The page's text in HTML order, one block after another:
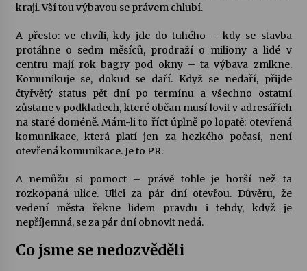
kraji. Vší tou výbavou se právem chlubí.
A přesto: ve chvíli, kdy jde do tuhého – kdy se stavba
protáhne o sedm měsíců, prodraží o miliony a lidé v
centru mají rok bagry pod okny – ta výbava zmlkne.
Komunikuje se, dokud se daří. Když se nedaří, přijde
čtyřvětý status pět dní po termínu a všechno ostatní
zůstane v podkladech, které občan musí lovit v adresářích
na staré doméně. Mám-li to říct úplně po lopatě: otevřená
komunikace, která platí jen za hezkého počasí, není
otevřená komunikace. Je to PR.
A nemůžu si pomoct – právě tohle je horší než ta
rozkopaná ulice. Ulici za pár dní otevřou. Důvěru, že
vedení města řekne lidem pravdu i tehdy, když je
nepříjemná, se za pár dní obnovit nedá.
Co jsme se nedozvěděli